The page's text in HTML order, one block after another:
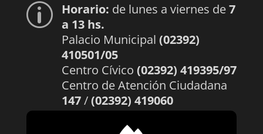
p Horario: de lunes a viernes de7
a 13 hs.
Palacio Municipal (02392)
410501/05
Centro Cívico (02392) 419395/97
Centro de Atención Ciudadana
147/(02392) 419060